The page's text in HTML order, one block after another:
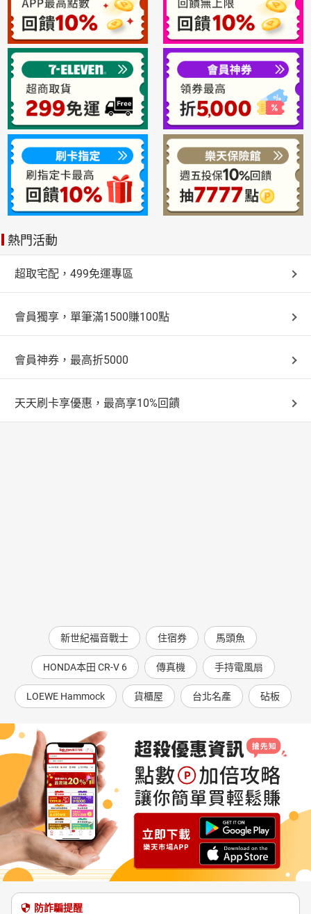
熱門活動
超取宅配，499免運專區
會員獨享，單筆滿1500賺100點
會員神券，最高折5000
天天刷卡享優惠，最高享10%回饋
新世紀福音戰士 住宿券 馬頭魚
HONDA本田 CR-V 6 傳真機 手持電風扇
LOEWE Hammock 貨櫃屋 台北名產 砧板
防詐騙提醒